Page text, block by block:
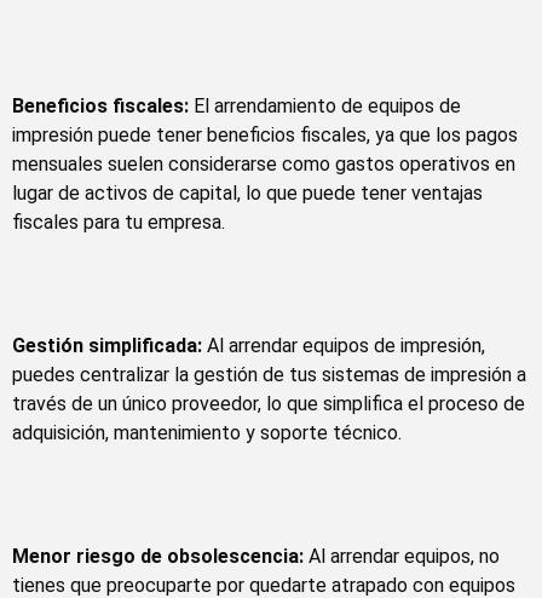
Beneficios fiscales: El arrendamiento de equipos de
impresión puede tener beneficios fiscales, ya que los pagos
mensuales suelen considerarse como gastos operativos en
lugar de activos de capital, lo que puede tener ventajas
fiscales para tu empresa.
Gestión simplificada: Al arrendar equipos de impresión,
puedes centralizar la gestión de tus sistemas de impresión a
través de un único proveedor, lo que simplifica el proceso de
adquisición, mantenimiento y soporte técnico.
Menor riesgo de obsolescencia: Al arrendar equipos, no
tienes que preocuparte por quedarte atrapado con equipos